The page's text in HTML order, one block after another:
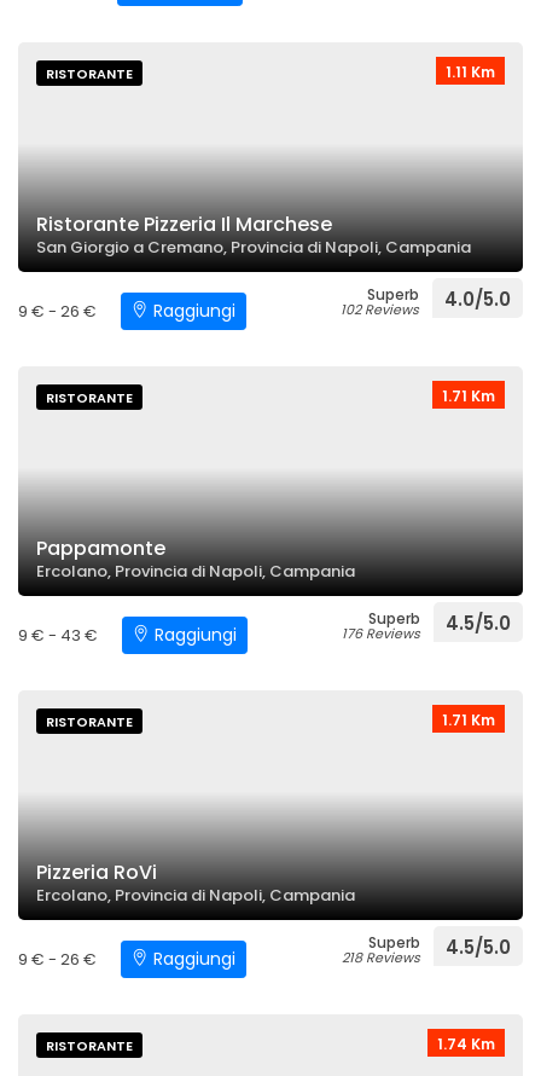
1.11 Km
RISTORANTE
Ristorante Pizzeria Il Marchese
San Giorgio a Cremano, Provincia di Napoli, Campania
9 € - 26 € Raggiungi
Superb
102 Reviews 4.0/5.0
1.71 Km
RISTORANTE
Pappamonte
Ercolano, Provincia di Napoli, Campania
9 € - 43 € Raggiungi
Superb
176 Reviews 4.5/5.0
1.71 Km
RISTORANTE
Pizzeria RoVi
Ercolano, Provincia di Napoli, Campania
9 € - 26 € Raggiungi
Superb
218 Reviews 4.5/5.0
1.74 Km
RISTORANTE